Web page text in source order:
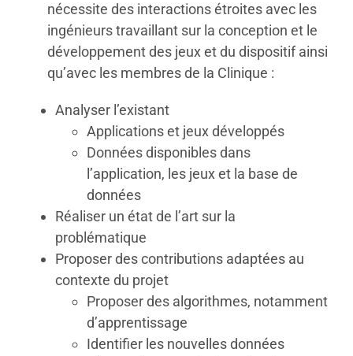
nécessite des interactions étroites avec les
ingénieurs travaillant sur la conception et le
développement des jeux et du dispositif ainsi
qu’avec les membres de la Clinique :
Analyser l’existant
Applications et jeux développés
Données disponibles dans
l’application, les jeux et la base de
données
Réaliser un état de l’art sur la
problématique
Proposer des contributions adaptées au
contexte du projet
Proposer des algorithmes, notamment
d’apprentissage
Identifier les nouvelles données